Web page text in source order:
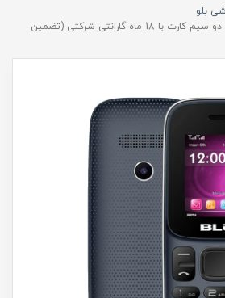
بلو
گوشی موبایل بلو مدل Z5 دو سیم کارت با 18 ماه گارانتی شرکتی (تضمین